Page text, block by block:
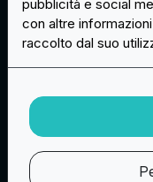
pubblicità e social
con altre
raccolto dal suo